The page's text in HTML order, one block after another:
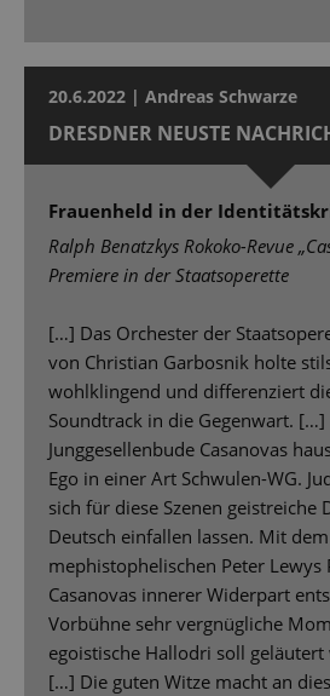
20.6.2022 | Andreas Schwarze
DRESDNER NEUSTE
Frauenheld in der
Ralph Benatzkys Rokoko-Revue
Premiere in der Staatsoperette
[…] Das Orchester der
von Christian Garbosnik holte
wohlklingend und differenziert
Soundtrack in die Gegenwart.
Junggesellenbude Casanovas
Ego in einer Art Schwulen-WG.
sich für diese Szenen geistreiche
Deutsch einfallen lassen. Mit dem
mephistophelischen Peter Lewys
Casanovas innerer Widerpart
Vorbühne sehr vergnügliche
egoistische Hallodri soll
[…] Die guten Witze macht an